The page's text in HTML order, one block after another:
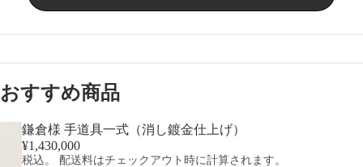
おすすめ商品
鎌倉様 手道具一式（消し鍍金仕上げ）
¥1,430,000
税込。 配送料はチェックアウト時に計算されます。